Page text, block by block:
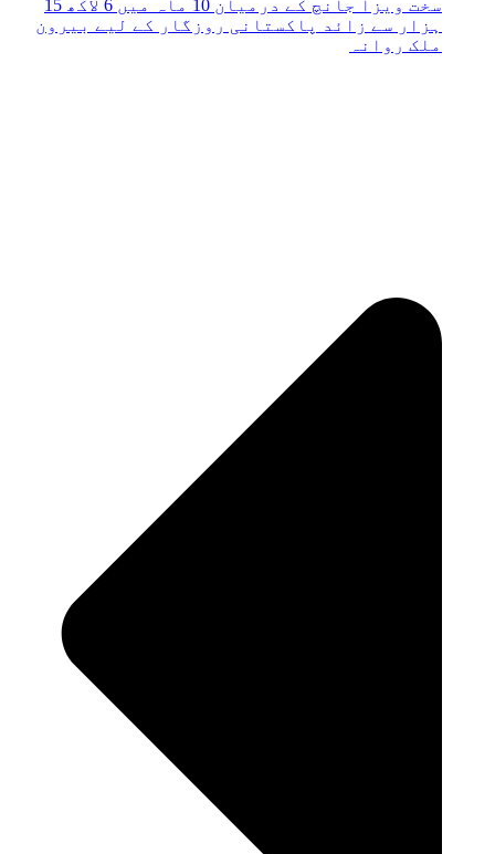
سخت ویزا جانچ کے درمیان 10 ماہ میں 6 لاکھ 15
ہزار سے زائد پاکستانی روزگار کے لیے بیرون
ملک روانہ